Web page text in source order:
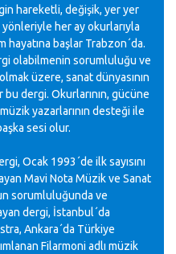
hareketli, değişik, yer yer
her ay okurlarıyla
hayatına başlar Trabzon´da.
olabilmenin sorumluluğu ve
üzere, sanat dünyasının
dergi. Okurlarının, gücüne
yazarlarının desteği ile
sesi olur.
Ocak 1993´de ilk sayısını
Mavi Nota Müzik ve Sanat
sorumluluğunda ve
dergi, İstanbul´da
Ankara´da Türkiye
Filarmoni adlı müzik